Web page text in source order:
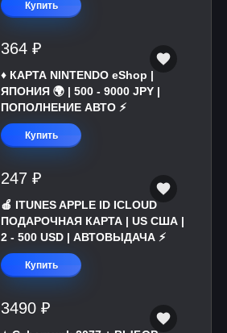
Купить
364 ₽
♦️ КАРТА NINTENDO eShop |
ЯПОНИЯ 🌍 | 500 - 9000 JPY |
ПОПОЛНЕНИЕ АВТО ⚡
Купить
247 ₽
🍎 ITUNES APPLE ID ICLOUD
ПОДАРОЧНАЯ КАРТА | US США |
2 - 500 USD | АВТОВЫДАЧА ⚡️
Купить
3490 ₽